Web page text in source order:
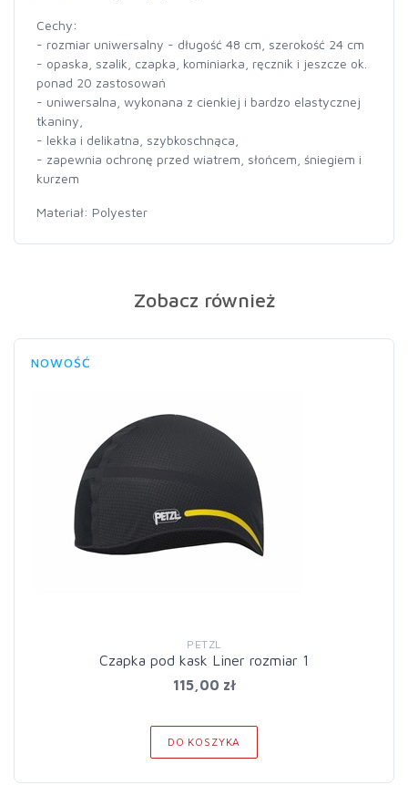
Cechy:
- rozmiar uniwersalny - długość 48 cm, szerokość 24 cm
- opaska, szalik, czapka, kominiarka, ręcznik i jeszcze ok.
ponad 20 zastosowań
- uniwersalna, wykonana z cienkiej i bardzo elastycznej
tkaniny,
- lekka i delikatna, szybkoschnąca,
- zapewnia ochronę przed wiatrem, słońcem, śniegiem i
kurzem
Materiał: Polyester
Zobacz również
NOWOŚĆ
PETZL
Czapka pod kask Liner rozmiar 1
115,00 zł
DO KOSZYKA